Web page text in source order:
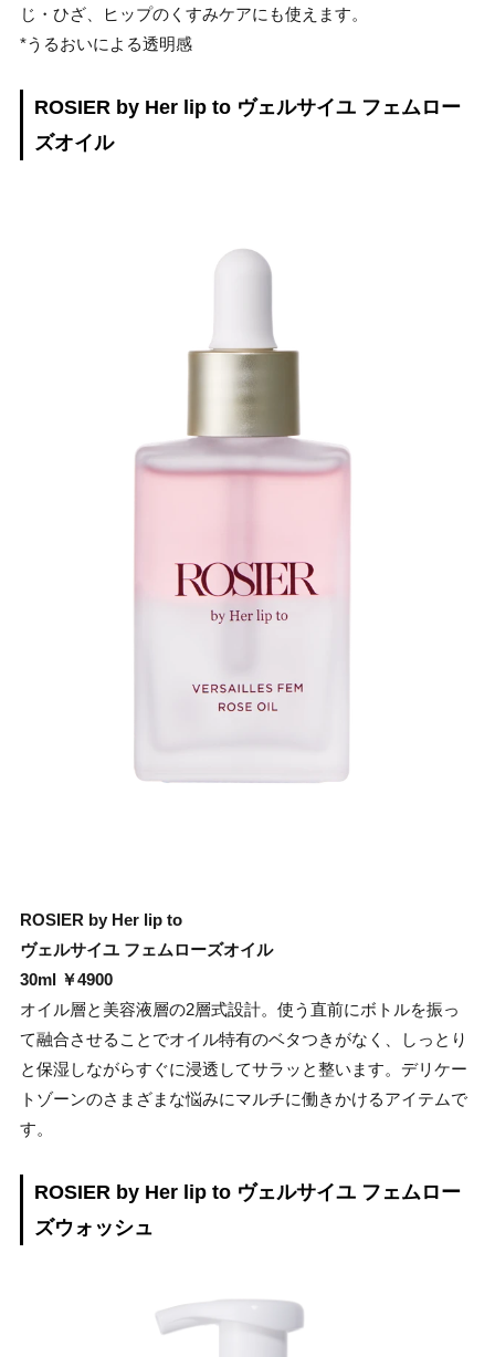
じ・ひざ、ヒップのくすみケアにも使えます。
*うるおいによる透明感
ROSIER by Her lip to ヴェルサイユ フェムロー
ズオイル
ROSIER by Her lip to
ヴェルサイユ フェムローズオイル
30ml ￥4900
オイル層と美容液層の2層式設計。使う直前にボトルを振っ
て融合させることでオイル特有のベタつきがなく、しっとり
と保湿しながらすぐに浸透してサラッと整います。デリケー
トゾーンのさまざまな悩みにマルチに働きかけるアイテムで
す。
ROSIER by Her lip to ヴェルサイユ フェムロー
ズウォッシュ